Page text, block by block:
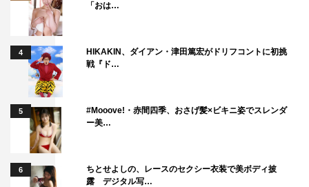
「おは…
4
HIKAKIN、ダイアン・津田篤宏がドリフコントに初挑
戦『ド…
5
#Mooove!・赤間四季、おさげ髪×ビキニ姿でスレンダ
ー美…
6
ちとせよしの、レースのセクシー衣装で美ボディ披
露 デジタル写…